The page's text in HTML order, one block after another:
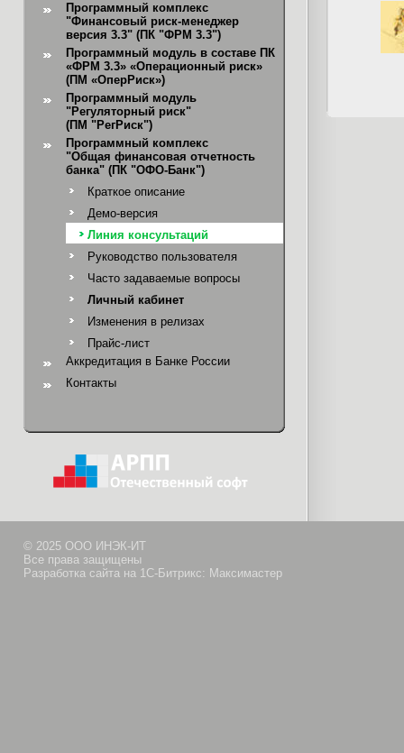
Программный комплекс
"Финансовый риск-менеджер
версия 3.3" (ПК "ФРМ 3.3")
Программный модуль в составе ПК
«ФРМ 3.3» «Операционный риск»
(ПМ «ОперРиск»)
Программный модуль
"Регуляторный риск"
(ПМ "РегРиск")
Программный комплекс
"Общая финансовая отчетность
банка" (ПК "ОФО-Банк")
Краткое описание
Демо-версия
Линия консультаций
Руководство пользователя
Часто задаваемые вопросы
Личный кабинет
Изменения в релизах
Прайс-лист
Аккредитация в Банке России
Контакты
© 2025 ООО ИНЭК-ИТ
Все права защищены
Разработка сайта на 1С-Битрикс: Максимастер